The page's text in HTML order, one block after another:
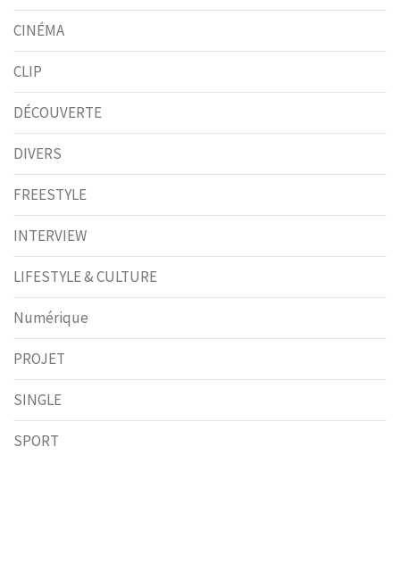
CINÉMA
CLIP
DÉCOUVERTE
DIVERS
FREESTYLE
INTERVIEW
LIFESTYLE & CULTURE
Numérique
PROJET
SINGLE
SPORT